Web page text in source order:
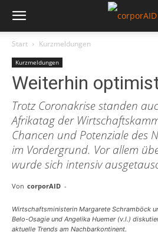
Start Kurzmeldungen
Kurzmeldungen
Weiterhin
Trotz Coronakrise standen
Afrikatag der
Chancen und Potenziale des
im Vordergrund. Vor allem
wurde sich intensiv
Von corporAID -
Wirtschaftsministerin Margarete Schramböck
Belo-Osagie und Angelika Huemer (v.l.)
aktuelle Trends am Nachbarkontinent.